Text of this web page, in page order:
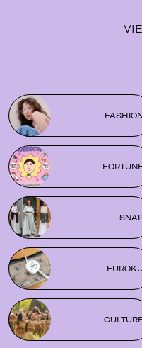
FORTUNE
CULTURE